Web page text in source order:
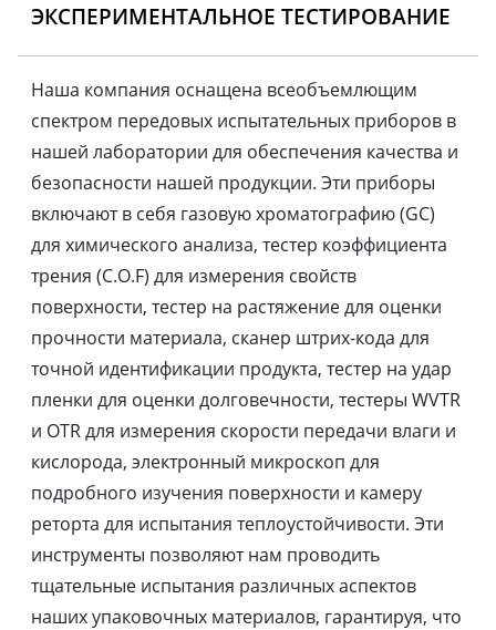
ЭКСПЕРИМЕНТАЛЬНОЕ ТЕСТИРОВАНИЕ
Наша компания оснащена всеобъемлющим
спектром передовых испытательных приборов в
нашей лаборатории для обеспечения качества и
безопасности нашей продукции. Эти приборы
включают в себя газовую хроматографию (GC)
для химического анализа, тестер коэффициента
трения (C.O.F) для измерения свойств
поверхности, тестер на растяжение для оценки
прочности материала, сканер штрих-кода для
точной идентификации продукта, тестер на удар
пленки для оценки долговечности, тестеры WVTR
и OTR для измерения скорости передачи влаги и
кислорода, электронный микроскоп для
подробного изучения поверхности и камеру
реторта для испытания теплоустойчивости. Эти
инструменты позволяют нам проводить
тщательные испытания различных аспектов
наших упаковочных материалов, гарантируя, что